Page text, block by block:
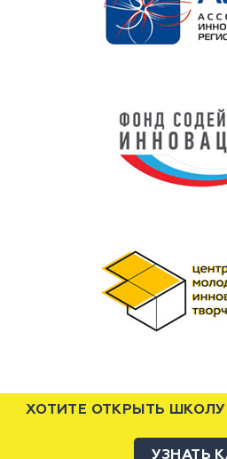
ХОТИТЕ ОТКРЫТЬ
УЗНАТЬ